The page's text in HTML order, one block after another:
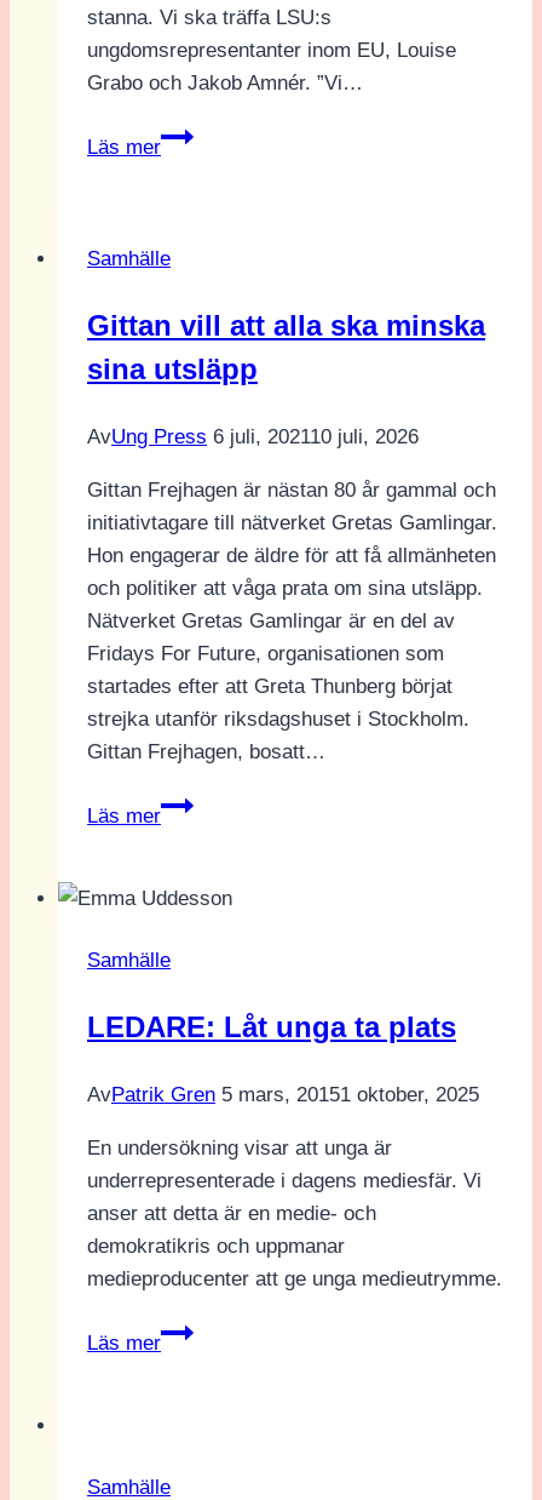
stanna. Vi ska träffa LSU:s
ungdomsrepresentanter inom EU, Louise
Grabo och Jakob Amnér. ”Vi…
Läs mer
Intervju
inom
på
Järvaveckan
Samhälle
Gittan vill att alla ska minska
sina utsläpp
AvUng Press 6 juli, 202110 juli, 2026
Gittan Frejhagen är nästan 80 år gammal och
initiativtagare till nätverket Gretas Gamlingar.
Hon engagerar de äldre för att få allmänheten
och politiker att våga prata om sina utsläpp.
Nätverket Gretas Gamlingar är en del av
Fridays For Future, organisationen som
startades efter att Greta Thunberg börjat
strejka utanför riksdagshuset i Stockholm.
Gittan Frejhagen, bosatt…
Läs mer
Gittan
alla
minska
utsläpp
Samhälle
LEDARE: Låt unga ta plats
AvPatrik Gren 5 mars, 20151 oktober, 2025
En undersökning visar att unga är
underrepresenterade i dagens mediesfär. Vi
anser att detta är en medie- och
demokratikris och uppmanar
medieproducenter att ge unga medieutrymme.
Läs mer
LEDARE:
Samhälle